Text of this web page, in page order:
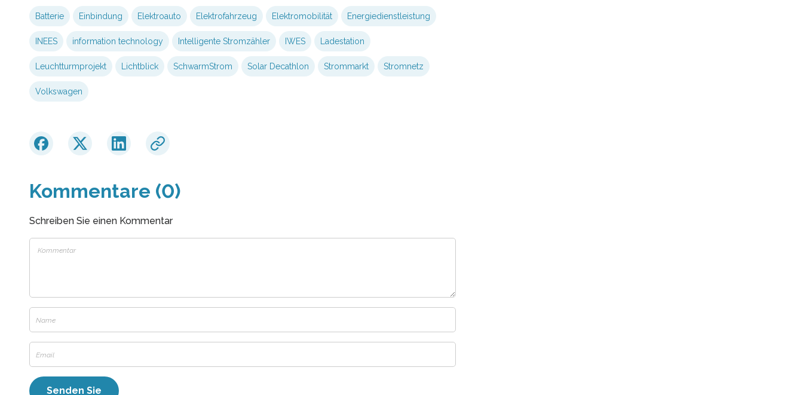
Batterie Einbindung Elektroauto Elektrofahrzeug Elektromobilität Energiedienstleistung
INEES information technology Intelligente Stromzähler IWES Ladestation
Leuchtturmprojekt Lichtblick SchwarmStrom Solar Decathlon Strommarkt Stromnetz
Volkswagen
Kommentare (0)
Schreiben Sie einen Kommentar